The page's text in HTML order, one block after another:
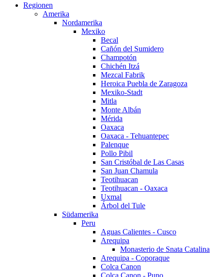
Regionen
Amerika
Nordamerika
Mexiko
Becal
Cañón del Sumidero
Champotón
Chichén Itzá
Mezcal Fabrik
Heroica Puebla de Zaragoza
Mexiko-Stadt
Mitla
Monte Albán
Mérida
Oaxaca
Oaxaca - Tehuantepec
Palenque
Pollo Pibil
San Cristóbal de Las Casas
San Juan Chamula
Teotihuacan
Teotihuacan - Oaxaca
Uxmal
Árbol del Tule
Südamerika
Peru
Aguas Calientes - Cusco
Arequipa
Monasterio de Snata Catalina
Arequipa - Coporaque
Colca Canon
Colca Canon - Puno